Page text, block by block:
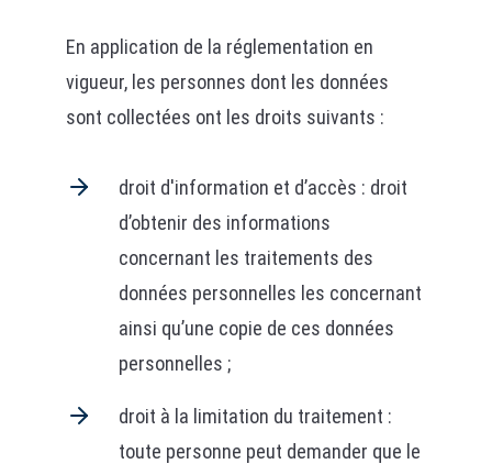
En application de la réglementation en
vigueur, les personnes dont les données
sont collectées ont les droits suivants :
droit d'information et d’accès : droit
d’obtenir des informations
concernant les traitements des
données personnelles les concernant
ainsi qu’une copie de ces données
personnelles ;
droit à la limitation du traitement :
toute personne peut demander que le